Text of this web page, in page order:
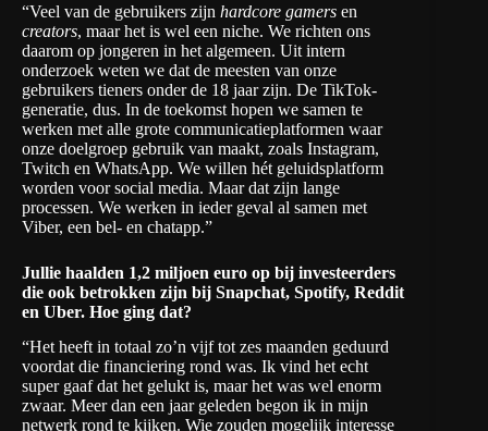
“Veel van de gebruikers zijn hardcore gamers en
creators, maar het is wel een niche. We richten ons
daarom op jongeren in het algemeen. Uit intern
onderzoek weten we dat de meesten van onze
gebruikers tieners onder de 18 jaar zijn. De TikTok-
generatie, dus. In de toekomst hopen we samen te
werken met alle grote communicatieplatformen waar
onze doelgroep gebruik van maakt, zoals Instagram,
Twitch en WhatsApp. We willen hét geluidsplatform
worden voor social media. Maar dat zijn lange
processen. We werken in ieder geval al samen met
Viber, een bel- en chatapp.”
Jullie haalden 1,2 miljoen euro op bij investeerders
die ook betrokken zijn bij Snapchat, Spotify, Reddit
en Uber. Hoe ging dat?
“Het heeft in totaal zo’n vijf tot zes maanden geduurd
voordat die financiering rond was. Ik vind het echt
super gaaf dat het gelukt is, maar het was wel enorm
zwaar. Meer dan een jaar geleden begon ik in mijn
netwerk rond te kijken. Wie zouden mogelijk interesse